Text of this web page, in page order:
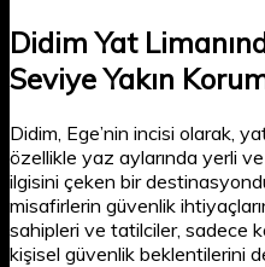
Didim Yat
Seviye Yakın
Didim, Ege’nin incisi olarak,
özellikle yaz aylarında yerli
ilgisini çeken bir
misafirlerin güvenlik
sahipleri ve tatilciler, sadece
kişisel güvenlik beklentilerini